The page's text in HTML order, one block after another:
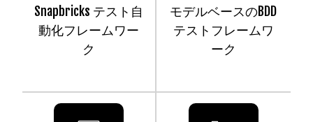
Snapbricks テスト自
動化フレームワー
ク
モデルベースのBDD
テストフレームワ
ーク